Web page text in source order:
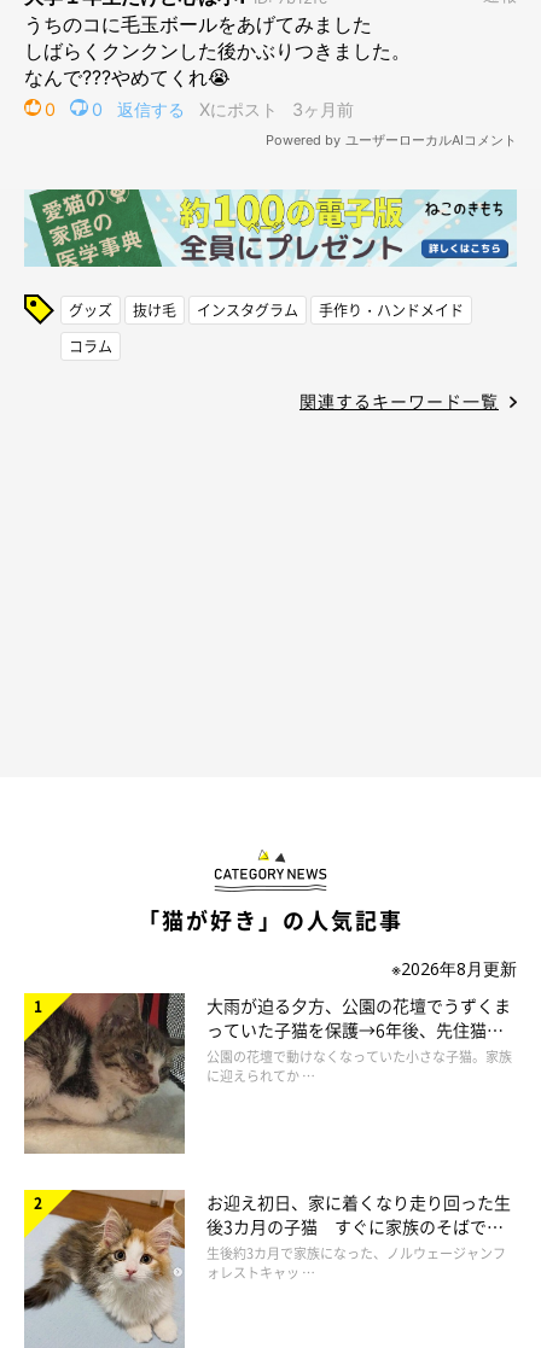
グッズ 抜け毛 インスタグラム
手作り・ハンドメイド
コラム
関連するキーワード一覧
「猫が好き」の人気記事
※2026年8月更新
大雨が迫る夕方、公園の花壇でうずくま
っていた子猫を保護→6年後、先住猫
と“姉妹”のような関係に
公園の花壇で動けなくなっていた小さな子猫。家族
に迎えられてか …
お迎え初日、家に着くなり走り回った生
後3カ月の子猫 すぐに家族のそばで落
ち着く姿に「迎えてよかった」
生後約3カ月で家族になった、ノルウェージャンフ
ォレストキャッ …